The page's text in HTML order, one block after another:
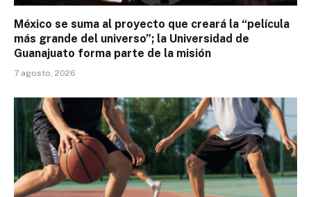
México se suma al proyecto que creará la “película
más grande del universo”; la Universidad de
Guanajuato forma parte de la misión
7 agosto, 2026